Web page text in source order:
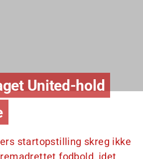
United-hold
startopstilling skreg ikke
fodbold, idet